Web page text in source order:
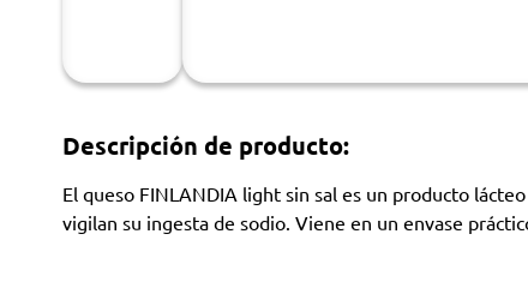
Descripción de producto:
El queso FINLANDIA light sin sal es un producto
vigilan su ingesta de sodio. Viene en un envase